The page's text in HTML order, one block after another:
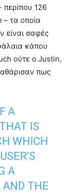
περίπου 126
τα οποία
είναι σαφές
κάπου
ούτε ο Justin,
πως
A
IS
WHICH
A
THE